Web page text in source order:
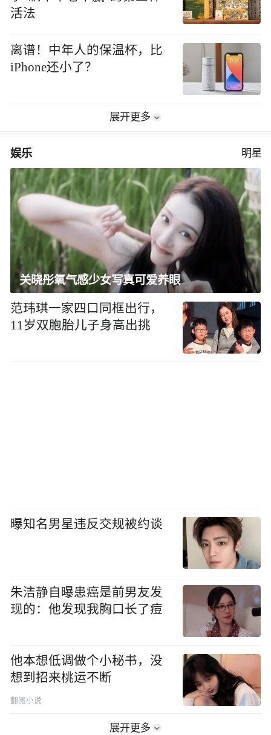
活法
离谱！中年人的保温杯，比
iPhone还小了？
展开更多
娱乐 明星
关晓彤氧气感少女写真可爱养眼
范玮琪一家四口同框出行，
11岁双胞胎儿子身高出挑
曝知名男星违反交规被约谈
朱洁静自曝患癌是前男友发
现的：他发现我胸口长了痘
他本想低调做个小秘书，没
想到招来桃运不断
翻阅小说
展开更多